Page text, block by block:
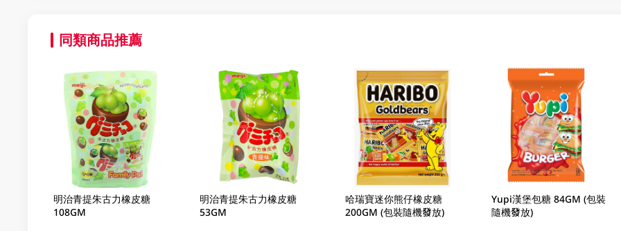
同類商品推薦
明治青提朱古力橡皮糖
108GM
明治青提朱古力橡皮糖
53GM
哈瑞寶迷你熊仔橡皮糖
200GM (包裝隨機發放)
Yupi漢堡包糖 84GM (包裝
隨機發放)